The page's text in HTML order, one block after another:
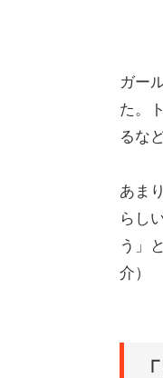
ガー
た。
るな
あま
らし
う」
介）